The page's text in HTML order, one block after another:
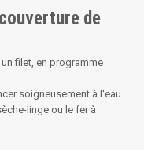
de
filet, en programme
soigneusement à l'eau
linge ou le fer à